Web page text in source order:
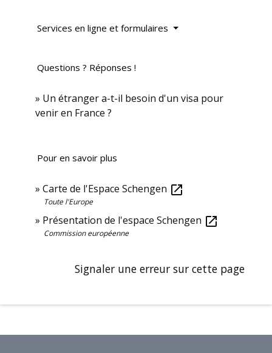
Services en ligne et formulaires
Questions ? Réponses !
Un étranger a-t-il besoin d'un visa pour
venir en France ?
Pour en savoir plus
Carte de l'Espace Schengen open_in_new
Toute l'Europe
Présentation de l'espace Schengen open_in_new
Commission européenne
Signaler une erreur sur cette page